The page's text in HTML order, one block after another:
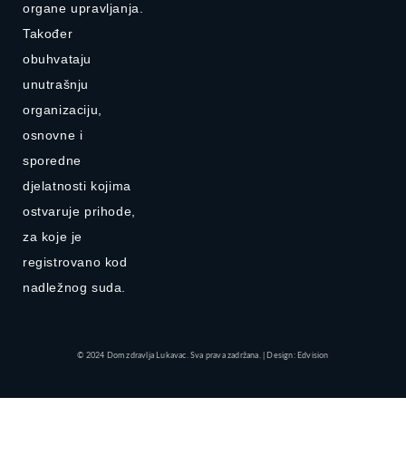
organe upravljanja.
Također
obuhvataju
unutrašnju
organizaciju,
osnovne i
sporedne
djelatnosti kojima
ostvaruje prihode,
za koje je
registrovano kod
nadležnog suda.
© 2024 Dom zdravlja Lukavac. Sva prava zadržana. | Design: Edvision